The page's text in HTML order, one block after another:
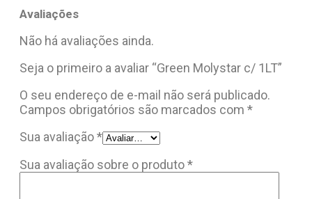
Avaliações
Não há avaliações ainda.
Seja o primeiro a avaliar “Green Molystar c/ 1LT”
O seu endereço de e-mail não será publicado.
Campos obrigatórios são marcados com *
Sua avaliação*
Sua avaliação sobre o produto*